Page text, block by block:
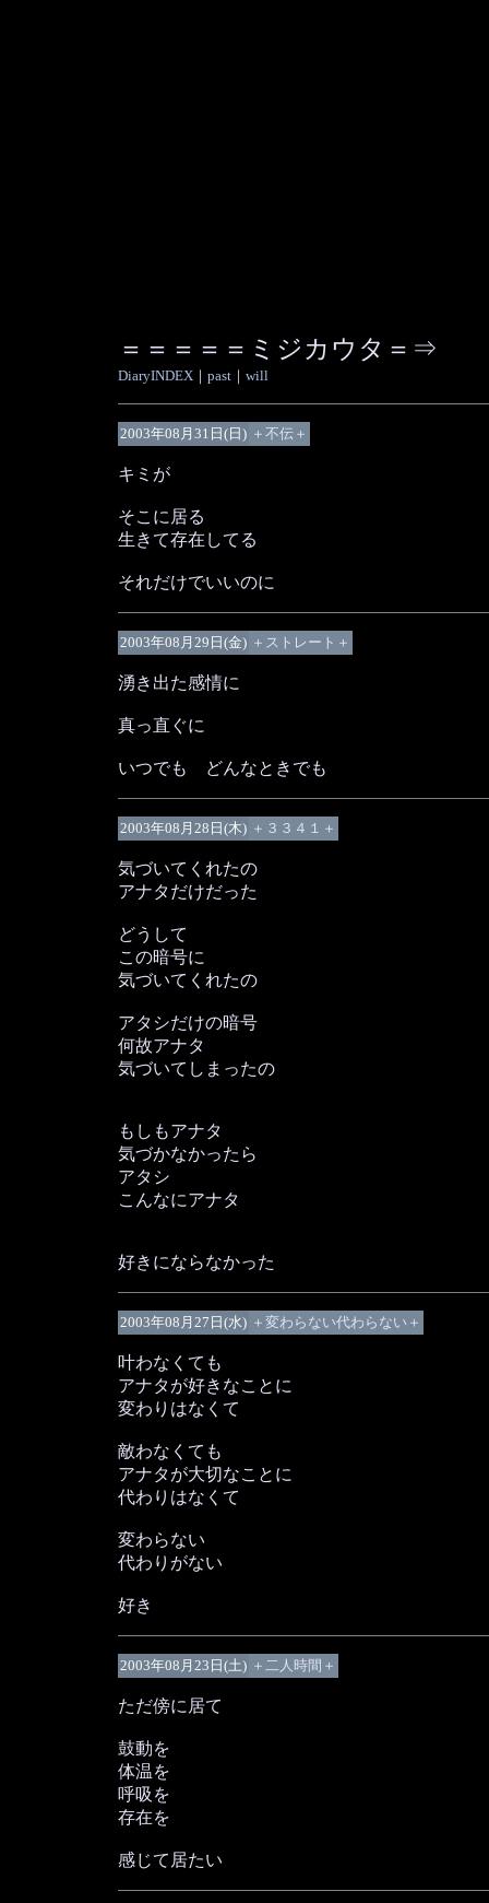
＝＝＝＝＝ミジカウタ＝⇒
DiaryINDEX｜ past｜ will
2003年08月31日(日) ＋不伝＋
キミが
そこに居る
生きて存在してる
それだけでいいのに
2003年08月29日(金) ＋ストレート＋
湧き出た感情に
真っ直ぐに
いつでも どんなときでも
2003年08月28日(木) ＋３３４１＋
気づいてくれたの
アナタだけだった
どうして
この暗号に
気づいてくれたの
アタシだけの暗号
何故アナタ
気づいてしまったの
もしもアナタ
気づかなかったら
アタシ
こんなにアナタ
好きにならなかった
2003年08月27日(水) ＋変わらない代わらない＋
叶わなくても
アナタが好きなことに
変わりはなくて
敵わなくても
アナタが大切なことに
代わりはなくて
変わらない
代わりがない
好き
2003年08月23日(土) ＋二人時間＋
ただ傍に居て
鼓動を
体温を
呼吸を
存在を
感じて居たい